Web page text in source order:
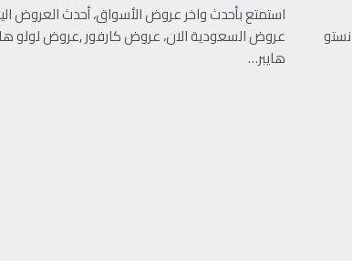
استمتع بأحدث واخر عروض الأسواق، أحدث العروض
عروض السعودية الان، عروض كارفور ,عروض لولو
هايبر…